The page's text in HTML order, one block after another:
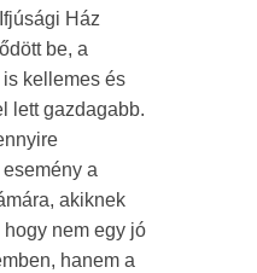
Ház
be, a
kellemes és
lett gazdagabb.
a
akiknek
nem egy jó
hanem a